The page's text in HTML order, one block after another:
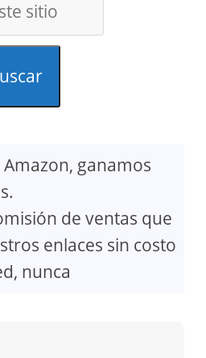
ganamos
de ventas que
enlaces sin costo
nunca